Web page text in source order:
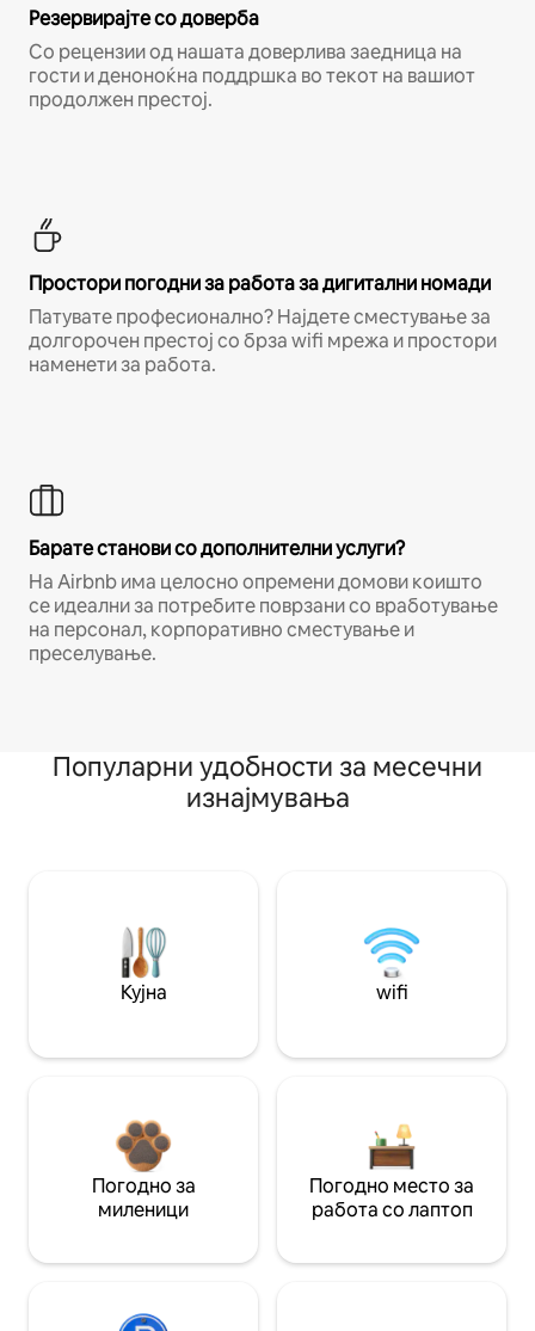
Резервирајте со доверба
Со рецензии од нашата доверлива заедница на
гости и деноноќна поддршка во текот на вашиот
продолжен престој.
Простори погодни за работа за дигитални номади
Патувате професионално? Најдете сместување за
долгорочен престој со брза wifi мрежа и простори
наменети за работа.
Барате станови со дополнителни услуги?
На Airbnb има целосно опремени домови коишто
се идеални за потребите поврзани со вработување
на персонал, корпоративно сместување и
преселување.
Популарни удобности за месечни
изнајмувања
Кујна wifi
Погодно за
миленици
Погодно место за
работа со лаптоп